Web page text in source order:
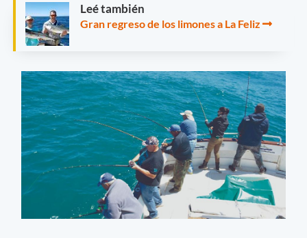
Leé también
Gran regreso de los limones a La Feliz